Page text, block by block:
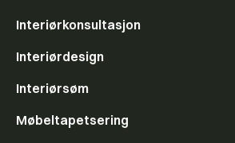
Interiørkonsultasjon
Interiørdesign
Interiørsøm
Møbeltapetsering